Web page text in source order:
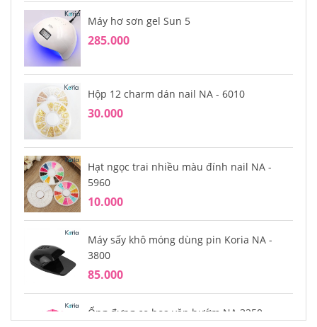
Máy hơ sơn gel Sun 5
285.000
Hộp 12 charm dán nail NA - 6010
30.000
Hạt ngọc trai nhiều màu đính nail NA -
5960
10.000
Máy sấy khô móng dùng pin Koria NA -
3800
85.000
Ống đựng cọ hoa văn bướm NA 3250